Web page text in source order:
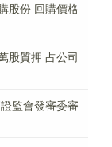
股份 回購價格
股質押 占公司
監會發審委審